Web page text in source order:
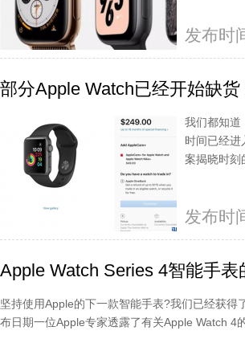
发布时
部分Apple Watch已经开始缺
我们都知道
时间已经进
案揭晓时刻
发布时
Apple Watch Series 4智能手
坚持使用Apple的下一款智能手表?我们已经获
布日期一位Apple专家透露了有关Apple Watch 4